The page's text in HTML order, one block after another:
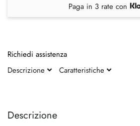
fine
della
Descrizione
Paga in 3 rate con
Richiedi assistenza
Descrizione
Caratteristiche